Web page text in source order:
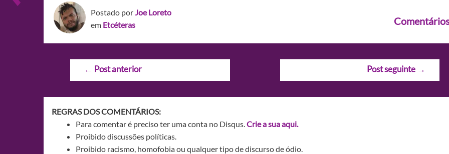
Postado porJoe Loreto
em Etcéteras
Navegação
← Post anterior Post seguinte →
REGRAS DOS COMENTÁRIOS:
Para comentar é preciso ter uma conta no Disqus.Crie a sua aqui.
Proibido discussões políticas.
Proibido racismo, homofobia ou qualquer tipo de discurso de ódio.